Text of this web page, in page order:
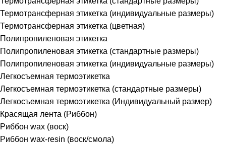
Термотрансферная этикетка (индивидуальные размеры)
Термотрансферная этикетка (цветная)
Полипропиленовая этикетка
Полипропиленовая этикетка (стандартные размеры)
Полипропиленовая этикетка (индивидуальные размеры)
Легкосъемная термоэтикетка
Легкосъемная термоэтикетка (стандартные размеры)
Легкосъемная термоэтикетка (Индивидуальный размер)
Красящая лента (Риббон)
Риббон wax (воск)
Риббон wax-resin (воск/смола)